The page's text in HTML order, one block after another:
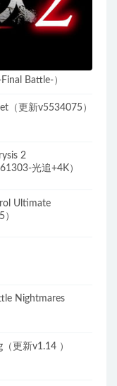
Battle-）
（更新v5534075）
2
光追+4K）
Ultimate
Nightmares
更新v1.14 ）